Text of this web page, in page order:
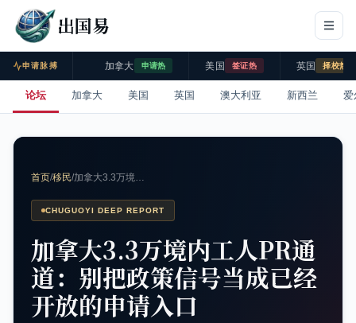
出国易
申请脉搏 加拿大 申请热 美国 签证热 英国 择校热
论坛 加拿大 美国 英国 澳大利亚 新西兰 爱
首页/移民/加拿大3.3万境…
CHUGUOYI DEEP REPORT
加拿大3.3万境内工人PR通
道：别把政策信号当成已经
开放的申请入口